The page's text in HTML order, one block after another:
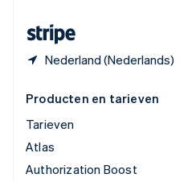
Nederland (Nederlands)
Producten en tarieven
Tarieven
Atlas
Authorization Boost